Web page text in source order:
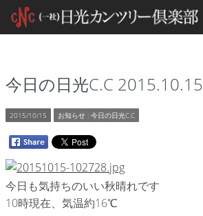
今日の日光C.C 2015.10.15
2015/10/15 お知らせ : 今日の日光C.C
今日も気持ちのいい秋晴れです
10時現在、気温約16℃